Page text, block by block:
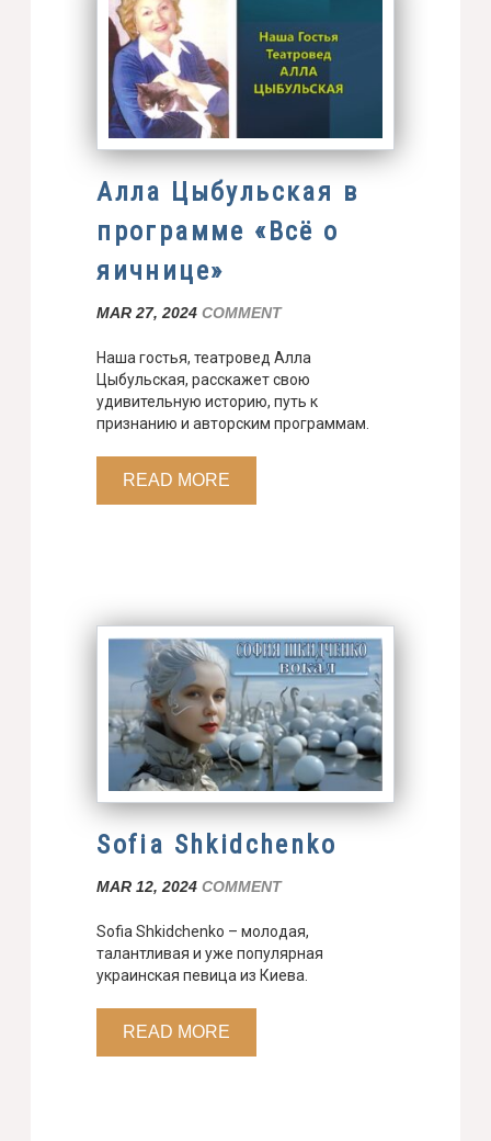
Алла Цыбульская в
программе «Всё о
яичнице»
MAR 27, 2024 COMMENT
Наша гостья, театровед Алла
Цыбульская, расскажет свою
удивительную историю, путь к
признанию и авторским программам.
READ MORE
Sofia Shkidchenko
MAR 12, 2024 COMMENT
Sofia Shkidchenko – молодая,
талантливая и уже популярная
украинская певица из Киева.
READ MORE